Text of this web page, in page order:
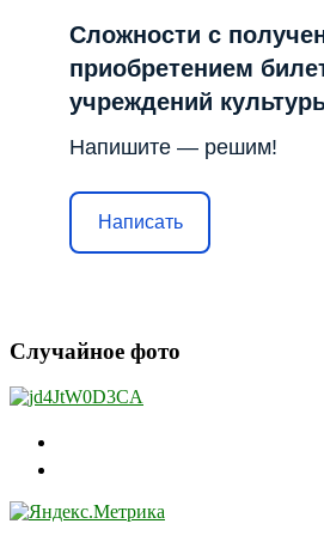
Сложности с
приобретением
учреждений
Напишите — решим!
Написать
Случайное фото